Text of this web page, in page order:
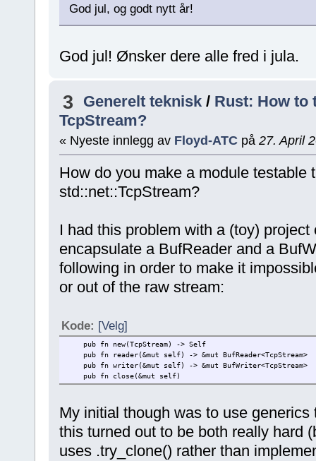
God jul, og godt nytt år!
God jul! Ønsker dere alle fred i jula.
3 Generelt teknisk / Rust: How to
TcpStream?
« Nyeste innlegg av Floyd-ATC på27. April
How do you make a module testable
std::net::TcpStream?
I had this problem with a (toy)
encapsulate a BufReader and a
following in order to make it
or out of the raw stream:
Kode: [Velg]
pub fn new(TcpStream) -> Self
pub fn reader(&mut self) -> &mut BufReader<TcpStream>
pub fn writer(&mut self) -> &mut BufWriter<TcpStream>
pub fn close(&mut self)
My initial though was to use
this turned out to be both really hard
uses .try_clone() rather than